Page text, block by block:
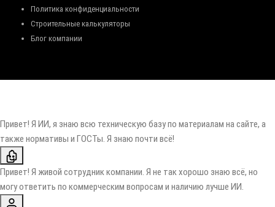
Политика конфиденциальности
Строительные калькуляторы
Блог компании
Привет! Я ИИ, я знаю всю техническую базу по материалам на сайте, а
также нормативы и ГОСТы. Я знаю почти всё!
Привет! Я живой сотрудник компании. Я не так хорошо знаю всё, но
могу ответить по коммерческим вопросам и наличию лучше ИИ.